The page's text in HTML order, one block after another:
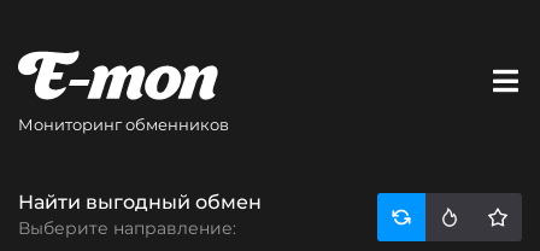
Мониторинг обменников
Найти выгодный обмен
Выберите направление: